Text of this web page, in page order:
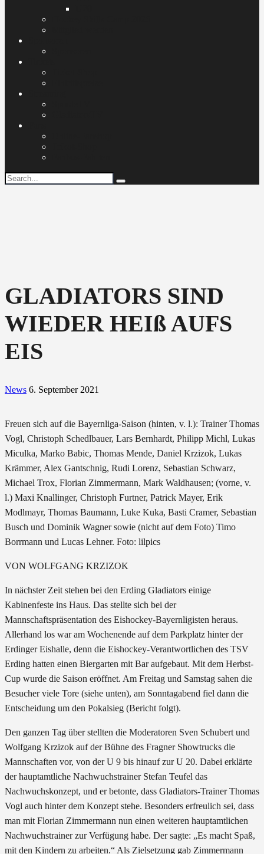
GLADIATORS SIND
WIEDER HEIß AUFS
EIS
News 6. September 2021
Freuen sich auf die Bayernliga-Saison (hinten, v. l.): Trainer Thomas
Vogl, Christoph Schedlbauer, Lars Bernhardt, Philipp Michl, Lukas
Miculka, Marko Babic, Thomas Mende, Daniel Krzizok, Lukas
Krämmer, Alex Gantschnig, Rudi Lorenz, Sebastian Schwarz,
Michael Trox, Florian Zimmermann, Mark Waldhausen; (vorne, v.
l.) Maxi Knallinger, Christoph Furtner, Patrick Mayer, Erik
Modlmayr, Thomas Baumann, Luke Kuka, Basti Cramer, Sebastian
Busch und Dominik Wagner sowie (nicht auf dem Foto) Timo
Borrmann und Lucas Lehner. Foto: lilpics
VON WOLFGANG KRZIZOK
In nächster Zeit stehen bei den Erding Gladiators einige
Kabinenfeste ins Haus. Das stellte sich bei der
Mannschaftspräsentation des Eishockey-Bayernligisten heraus.
Allerhand los war am Wochenende auf dem Parkplatz hinter der
Erdinger Eishalle, denn die Eishockey-Verantwortlichen des TSV
Erding hatten einen Biergarten mit Bar aufgebaut. Mit dem Herbst-
Cup wurde die Saison eröffnet. Am Freitag und Samstag sahen die
Besucher viele Tore (siehe unten), am Sonntagabend fiel dann die
Entscheidung um den Pokalsieg (Bericht folgt).
Den ganzen Tag über stellten die Moderatoren Sven Schubert und
Wolfgang Krzizok auf der Bühne des Fragner Showtrucks die
Mannschaften vor, von der U 9 bis hinauf zur U 20. Dabei erklärte
der hauptamtliche Nachwuchstrainer Stefan Teufel das
Nachwuchskonzept, und er betonte, dass Gladiators-Trainer Thomas
Vogl auch hinter dem Konzept stehe. Besonders erfreulich sei, dass
man mit Florian Zimmermann nun einen weiteren hauptamtlichen
Nachwuchstrainer zur Verfügung habe. Der sagte: „Es macht Spaß,
mit den Kindern zu arbeiten.“ Als Zielsetzung gab Zimmermann